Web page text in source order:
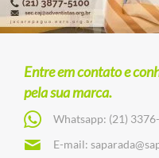
Entre em contato e
pela sua marca.
Whatsapp: (21)
E-mail: